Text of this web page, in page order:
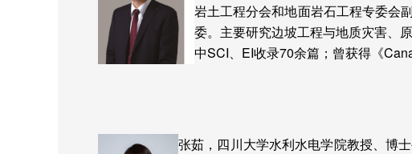
岩土工程分会和地面岩石工程专委会
委。主要研究边坡工程与地质灾害、
中SCI EI收录70余篇；曾获得《
张茹，四川大学水利水电学院教授、博